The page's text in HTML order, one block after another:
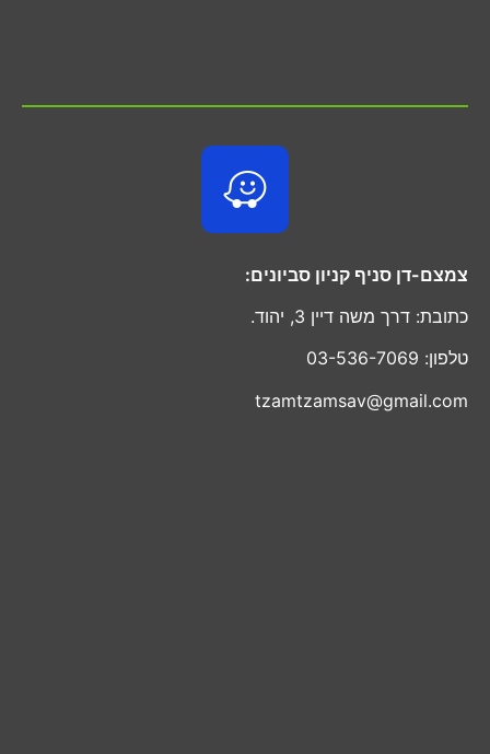
צמצם-דן סניף קניון סביונים:
כתובת: דרך משה דיין 3, יהוד.
טלפון: 03-536-7069
tzamtzamsav@gmail.com